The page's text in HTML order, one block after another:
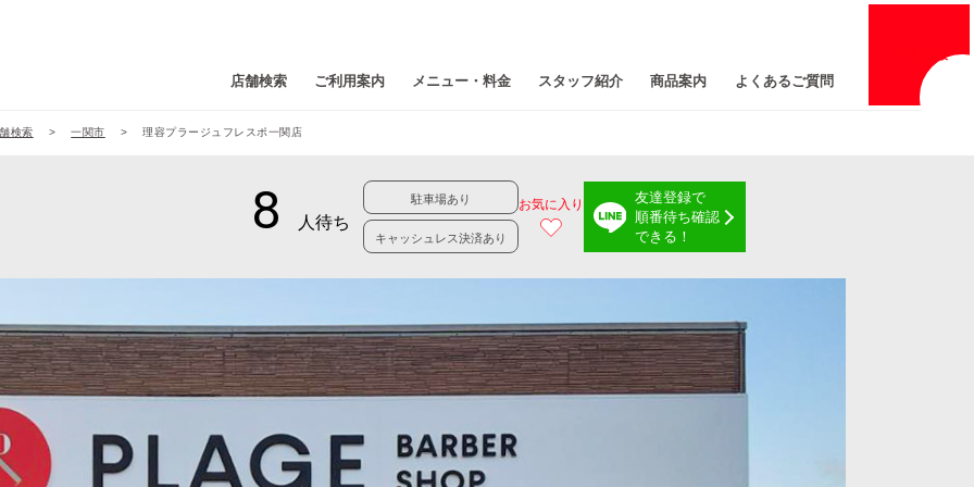
情報
店舗検索 ご利用案内 メニュー・料金 スタッフ紹介 商品案内 よくあるご質問
検索 一関市 理容プラージュフレスポ一関店
駐車場あり
キャッシュレス決済あり
お気に入り
友達登録で
順番待ち確認
できる！